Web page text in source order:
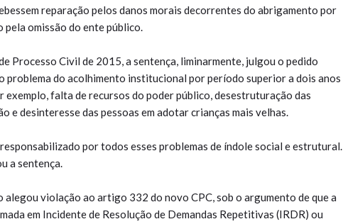
reparação pelos danos morais decorrentes do abrigamento por
pela omissão do ente público.
Processo Civil de 2015, a sentença, liminarmente, julgou o pedido
problema do acolhimento institucional por período superior a dois anos
falta de recursos do poder público, desestruturação das
e desinteresse das pessoas em adotar crianças mais velhas.
por todos esses problemas de índole social e estrutural.
a sentença.
violação ao artigo 332 do novo CPC, sob o argumento de que a
em Incidente de Resolução de Demandas Repetitivas (IRDR) ou